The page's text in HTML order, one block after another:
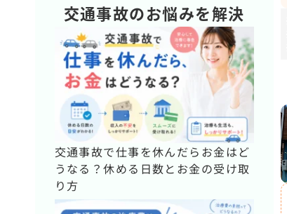
交通事故のお悩みを解決
交通事故で仕事を休んだらお金はど
うなる？休める日数とお金の受け取
り方